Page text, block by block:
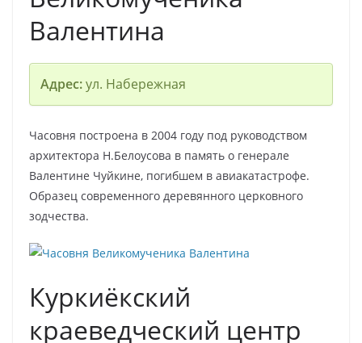
Валентина
Адрес:ул. Набережная
Часовня построена в 2004 году под руководством
архитектора Н.Белоусова в память о генерале
Валентине Чуйкине, погибшем в авиакатастрофе.
Образец современного деревянного церковного
зодчества.
Куркиёкский
краеведческий центр